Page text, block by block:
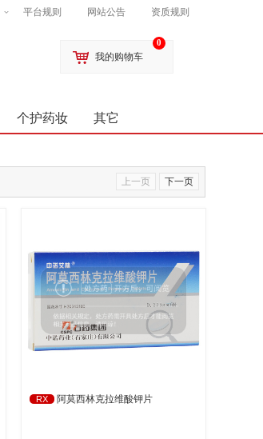
资质规则
网站公告
平台规则
0
我的购物车
个护药妆 其它
上一页 下一页
RX 阿莫西林克拉维酸钾片